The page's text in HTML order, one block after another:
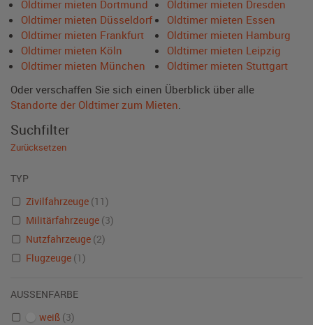
Oldtimer mieten Dortmund
Oldtimer mieten Dresden
Oldtimer mieten Düsseldorf
Oldtimer mieten Essen
Oldtimer mieten Frankfurt
Oldtimer mieten Hamburg
Oldtimer mieten Köln
Oldtimer mieten Leipzig
Oldtimer mieten München
Oldtimer mieten Stuttgart
Oder verschaffen Sie sich einen Überblick über alle
Standorte der Oldtimer zum Mieten.
Suchfilter
Zurücksetzen
TYP
Zivilfahrzeuge (11)
Militärfahrzeuge (3)
Nutzfahrzeuge (2)
Flugzeuge (1)
AUSSENFARBE
weiß (3)